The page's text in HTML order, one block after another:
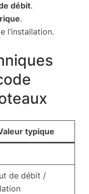
débit.
.
l’installation.
typique
de débit /